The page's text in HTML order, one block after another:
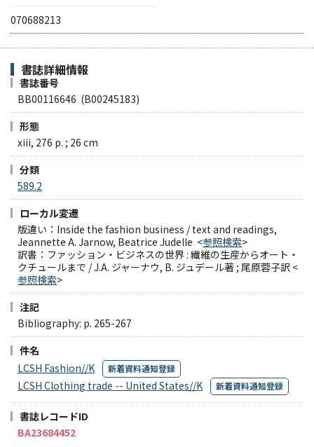
070688213
書誌詳細情報
書誌番号
BB00116646 (B00245183)
形態
xiii, 276 p. ; 26 cm
分類
589.2
ローカル変遷
版違い：Inside the fashion business / text and readings,
Jeannette A. Jarnow, Beatrice Judelle <参照検索>
訳書：ファッション・ビジネスの世界 : 繊維の生産からオート・
クチュールまで / J.A. ジャーナウ, B. ジュデール著 ; 尾原蓉子訳 <
参照検索>
注記
Bibliography: p. 265-267
件名
LCSH Fashion//K
新着資料通知登録
LCSH Clothing trade -- United States//K 新着資料通知登録
書誌レコードID
BA23684452